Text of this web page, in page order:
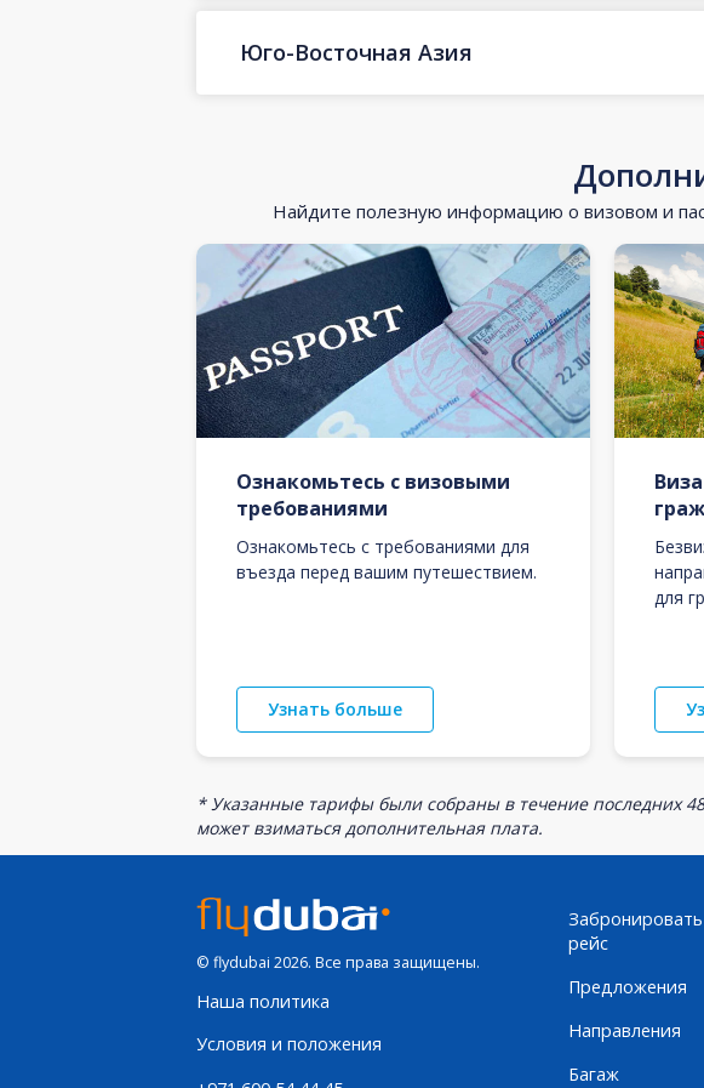
Юго-Восточная Азия
Найдите полезную информацию о визовом и
Ознакомьтесь с визовыми
требованиями
Ознакомьтесь с требованиями для
въезда перед вашим путешествием.
Узнать больше
для
* Указанные тарифы были собраны в течение последних
может взиматься дополнительная плата.
© flydubai 2026. Все права защищены.
Наша политика
Условия и положения
Забронировать
рейс
Предложения
Направления
Багаж